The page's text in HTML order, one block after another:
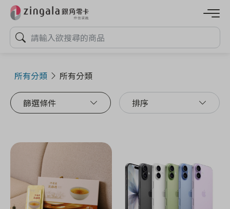
所有分類 所有分類
篩選條件 排序